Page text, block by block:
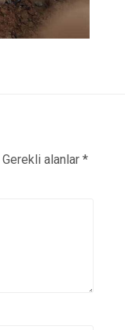
Gerekli alanlar *